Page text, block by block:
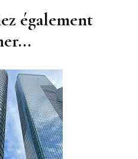
également